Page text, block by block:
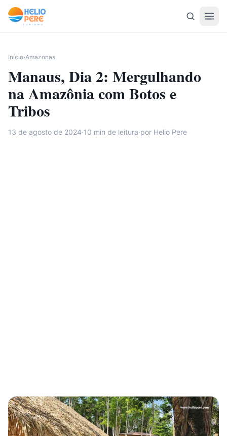
Pular para o conteúdo
Início›Amazonas
Manaus, Dia 2: Mergulhando
na Amazônia com Botos e
Tribos
13 de agosto de 2024·10 min de leitura·por Helio Pere